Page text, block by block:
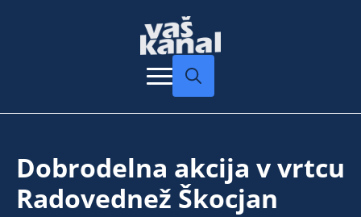
Dobrodelna akcija v vrtcu
Radovednež Škocjan